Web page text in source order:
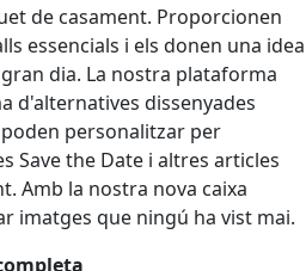
de casament. Proporcionen
essencials i els donen una idea
dia. La nostra plataforma
d'alternatives dissenyades
personalitzar per
Save the Date i altres articles
Amb la nostra nova caixa
imatges que ningú ha vist mai.